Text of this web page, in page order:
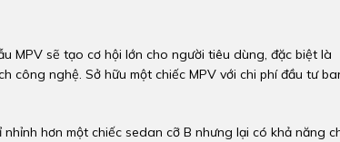
MPV sẽ tạo cơ hội lớn cho người tiêu dùng, đặc biệt là
công nghệ. Sở hữu một chiếc MPV với chi phí đầu tư
hơn một chiếc sedan cỡ B nhưng lại có khả năng